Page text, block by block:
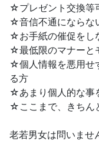
☆プレゼント交換等
☆音信不通にならな
☆お手紙の催促をし
☆最低限のマナーと
☆個人情報を悪用せ
る方
☆あまり個人的な事
☆ここまで、きちん
老若男女は問いませ